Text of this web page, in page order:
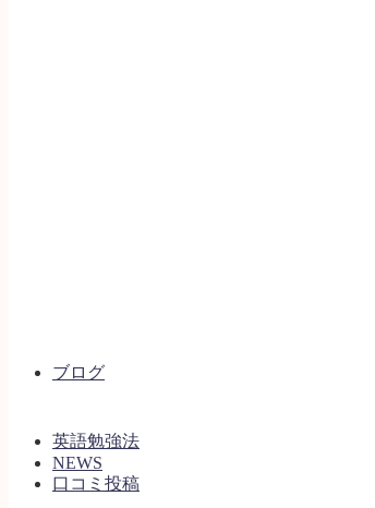
ブログ
英語勉強法
NEWS
口コミ投稿